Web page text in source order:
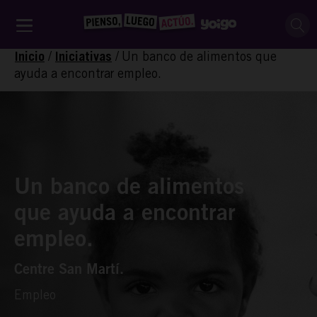
Inicio / Iniciativas / Un banco de alimentos que
ayuda a encontrar empleo.
Un banco de alimentos
que ayuda a encontrar
empleo.
Centre San Martí.
Empleo